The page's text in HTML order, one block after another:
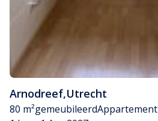
Arnodreef,Utrecht
80 m²gemeubileerdAppartement